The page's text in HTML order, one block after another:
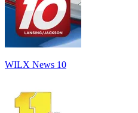
WILX News 10